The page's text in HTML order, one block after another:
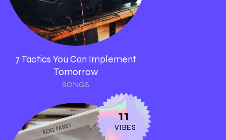
7 Tactics You Can Implement
Tomorrow
SONGS
11
VIBES